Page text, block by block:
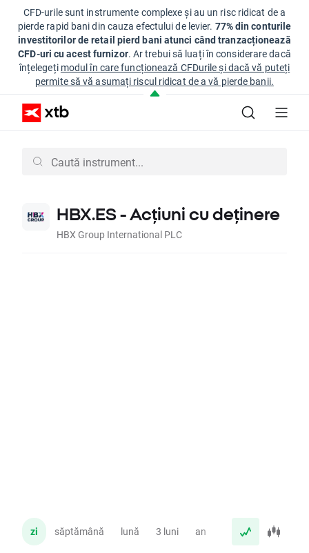
CFD-urile sunt instrumente complexe și au un risc ridicat de a
pierde rapid bani din cauza efectului de levier. 77% din conturile
investitorilor de retail pierd bani atunci când tranzacționează
CFD-uri cu acest furnizor. Ar trebui să luați în considerare dacă
înțelegeți modul în care funcționează CFDurile și dacă vă puteți
permite să vă asumați riscul ridicat de a vă pierde banii.
HBX.ES - Acțiuni cu deținere
HBX Group International PLC
zi săptămână lună 3 luni an